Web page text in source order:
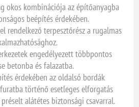
okos kombinációja az építőanyagba
beépítés érdekében.
rendelkező terpesztőrész a rugalmas
engedélyezett többpontos
betonba és falazatba.
érdekében az oldalsó bordák
történő esetleges elforgatás
alátétes biztonsági csavarral.